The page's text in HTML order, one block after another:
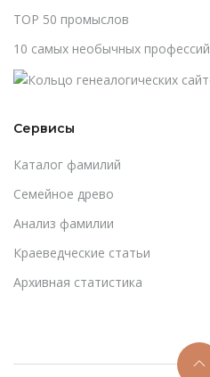
TOP 50 промыслов
10 самых необычных профессий
Сервисы
Каталог фамилий
Cемейное древо
Анализ фамилии
Краеведческие статьи
Архивная статистика